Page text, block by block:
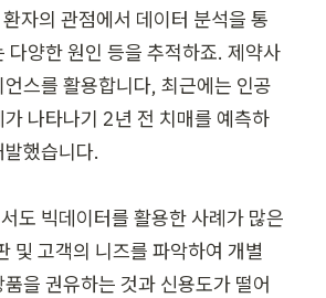
자의 관점에서 데이터 분석을 통
다양한 원인 등을 추적하죠. 제약사
스를 활용합니다, 최근에는 인공
나타나기 2년 전 치매를 예측하
했습니다.
도 빅데이터를 활용한 사례가 많은
및 고객의 니즈를 파악하여 개별
을 권유하는 것과 신용도가 떨어